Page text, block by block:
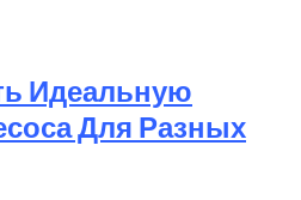
Идеальную
Для Разных